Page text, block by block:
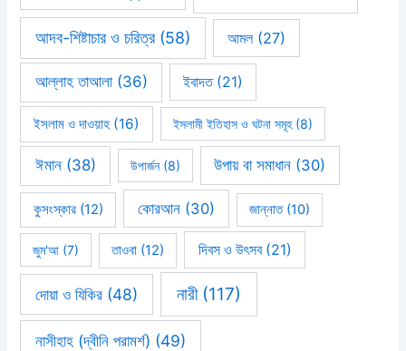
আদব-শিষ্টাচার ও চরিত্র(58) আমল(27)
আল্লাহ তাআলা(36) ইবাদত(21)
ইসলাম ও দাওয়াহ (16) ইসলামী ইতিহাস ও ঘটনা সমূহ(8)
ঈমান(38) উপার্জন(8) উপায় বা সমাধান (30)
কুসংস্কার(12) কোরআন (30) জান্নাত(10)
জুম'আ (7) তাওবা (12) দিবস ও উৎসব(21)
দোয়া ও যিকির (48) নারী(117)
নাসীহাহ (দ্বীনি পরামর্শ) (49)